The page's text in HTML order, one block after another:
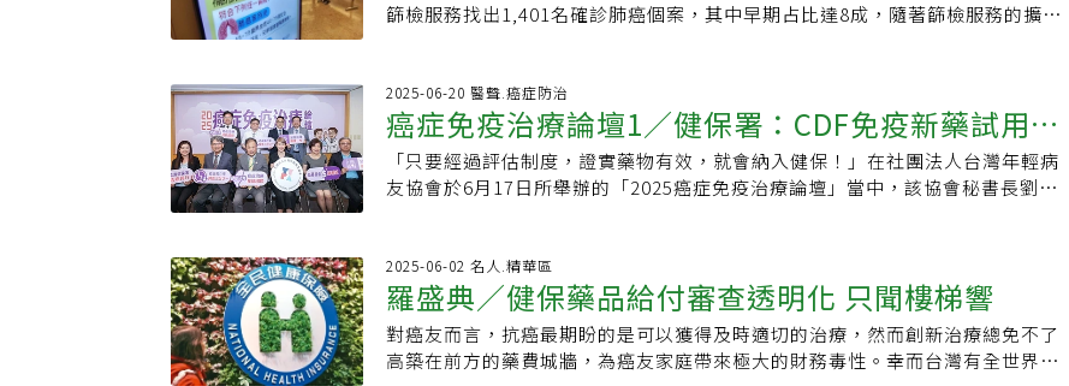
用於緩衝，只要成長率不低於百分之三，健保總額每年增加幅度，便可涵蓋癌藥
的是「接銜進入健保常規給付」，在前一年健保概算藥物經費時就要納入，才會
來得及編入隔年健保總額；另外，對於使用新藥治療且經主治醫師判斷有療效
者，無論該藥能否銜接健保給付，都不能讓患者中斷治療。立委：運作流程應更
透明大力推動癌症新藥基金成立的立委劉建國指出，在基金運作過程中，「審議
患不用奔波求藥；若在制度內進一步建立穩定的病患回饋管道，也可讓社會大眾
對基金運作更具信任感。劉建國呼籲，行政院應盡速將「癌症防治法」修正草案
及「國家醫療科技評估中心設置條例」送入立法院審議，並規畫癌症新藥給付藍
圖，行政院盡快提出部會版本、確立新財源，才能啟動後續審查程序，解決現行
公務預算支付不穩定現狀。
敢選最基本的化療，「我要感謝賴總統，讓我覺得沒有被放棄」。台癌執行長張
期，讓病友可以「更快使用、更早治療」。衛福部健保署長陳亮妤說，政府明年
持續挹注癌症新藥基金，健保署針對乳癌、肺癌、肝癌、子宮頸癌、胃癌、攝護
腺癌等成立工作小組，全面檢視癌症治療用藥，期盼接軌國際治療指引，未來將
納入頭頸癌等，讓癌友獲得更好的治療。
應用，例如與美國麻省理工學院團隊合作開發「Sybil」AI系統，預測未來1至6年
度思考癌症防治，「篩檢並非立即見效，但實證醫學顯示，早期發現能顯著提升
存活率。」陳亮妤指出，癌症新藥基金是「健康台灣」的重要一環，114年政府已
編列50億元預算，另外，健保進行數位化改革，未來醫院可進行自主事前審查，
縮短審查時間，讓病人即時用藥。林口長庚癌症中心主任王宏銘指出，篩檢成功
篩檢涵蓋率仍有提升空間，以門診平均值觀察，乳房攝影約35.78%、子宮頸抹片
36.84%、糞便潛血25.36%，建議醫師提醒病人。癌症基金會創新服務部主任陳
昀指出，長庚癌症中心團隊橫跨內外科、放腫、病理與個案管理，有助提供「全
人、全家、全隊、全程」的照護模式；台灣癌症基金會總監馬吟津指出，早期癌
篩找到更多癌症病人，期待癌藥基金法制化。
篩檢服務找出1,401名確診肺癌個案，其中早期占比達8成，隨著篩檢服務的擴
復發，成了新課題。「很多人得到肺癌後，擔心復發，心理負擔真的很大！」台
灣癌症基金會執行長張文震觀察到，不少肺癌病患一確診罹患肺癌，常擔心復
發，甚至有人擔心到抗拒追蹤、檢查，即使是早期肺癌病患，也是一樣，由於沉
重的心理負擔，導致無法回歸社會、恢復正常生活，若透過術後輔助治療等策
略，搭配心理諮商支持，病患很有機會遠離復發風險，心理壓力也會減輕不少。
出來的是「毛玻璃樣病變」（Ground glass opacity, GGO），此時，腫瘤多為1
公分以下，絕大多數是1A期，甚至是0期，一般多在開刀後只要定期追蹤即可，
不需要術後輔助治療；另一種是一般因咳嗽、聲音沙啞、胸痛等症狀就醫，進而
才發現肺部腫瘤的這些病患，腫瘤多為3公分以上，至少為1B期，就要接受更積
2025-06-20 醫聲.癌症防治
癌症免疫治療論壇1／健保署：CDF免疫新藥試用有
效，健保給付可望無縫接軌
「只要經過評估制度，證實藥物有效，就會納入健保！」在社團法人台灣年輕病
友協會於6月17日所舉辦的「2025癌症免疫治療論壇」當中，該協會秘書長劉桓
現，自然可銜接健保，以保障病患用藥權益。社團法人台灣年輕病友協會秘書長
劉桓睿指出，自2019年健保署將免疫療法納健保，直到2025年，在癌症新藥基金
挹注下，免疫療法給付年度藥費已突破32.95億元，包含今年6月1日所通過可用於
肺癌、乳癌與大腸直腸癌的免疫藥物，目前全民健保給付的免疫藥物適用範圍，
已含括11項癌別、24項適應症，健保署所做努力，值得肯定。不過當免疫新藥獲
2025-06-02 名人.精華區
羅盛典／健保藥品給付審查透明化 只聞樓梯響
對癌友而言，抗癌最期盼的是可以獲得及時適切的治療，然而創新治療總免不了
高築在前方的藥費城牆，為癌友家庭帶來極大的財務毒性。幸而台灣有全世界稱